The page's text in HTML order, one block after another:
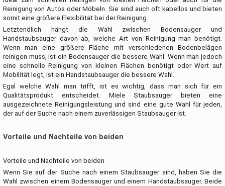
Reinigung von Autos oder Möbeln. Sie sind auch oft kabellos und bieten
somit eine größere Flexibilität bei der Reinigung.
Letztendlich hängt die Wahl zwischen Bodensauger und
Handstaubsauger davon ab, welche Art von Reinigung man benötigt.
Wenn man eine größere Fläche mit verschiedenen Bodenbelägen
reinigen muss, ist ein Bodensauger die bessere Wahl. Wenn man jedoch
eine schnelle Reinigung von kleinen Flächen benötigt oder Wert auf
Mobilität legt, ist ein Handstaubsauger die bessere Wahl.
Egal welche Wahl man trifft, ist es wichtig, dass man sich für ein
Qualitätsprodukt entscheidet. Miele Staubsauger bieten eine
ausgezeichnete Reinigungsleistung und sind eine gute Wahl für jeden,
der auf der Suche nach einem zuverlässigen Staubsauger ist.
Vorteile und Nachteile von beiden
Vorteile und Nachteile von beiden
Wenn Sie auf der Suche nach einem Staubsauger sind, haben Sie die
Wahl zwischen einem Bodensauger und einem Handstaubsauger. Beide